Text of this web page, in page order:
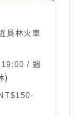
員林火車
/ 週
)